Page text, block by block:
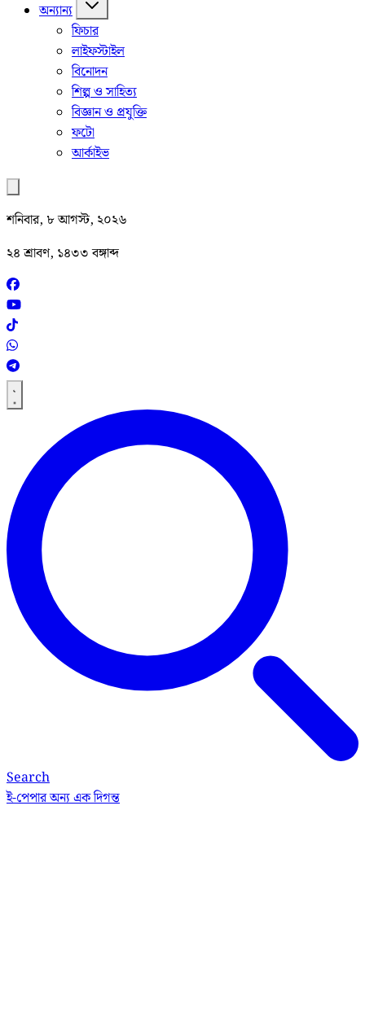
অন্যান্য
ফিচার
লাইফস্টাইল
বিনোদন
শিল্প ও সাহিত্য
বিজ্ঞান ও প্রযুক্তি
ফটো
আর্কাইভ
শনিবার, ৮ আগস্ট, ২০২৬
২৪ শ্রাবণ, ১৪৩৩ বঙ্গাব্দ
Search
ই-পেপারঅন্য এক দিগন্ত